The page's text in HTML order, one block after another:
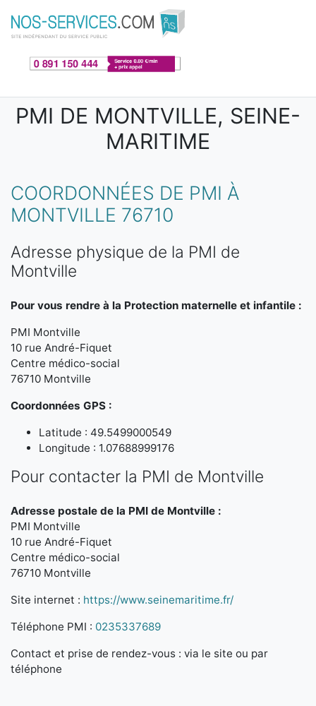
Aller au contenu principal
PMI DE MONTVILLE, SEINE-
MARITIME
COORDONNÉES DE PMI À
MONTVILLE 76710
Adresse physique de la PMI de
Montville
Pour vous rendre à la Protection maternelle et infantile :
PMI Montville
10 rue André-Fiquet
Centre médico-social
76710 Montville
Coordonnées GPS :
Latitude : 49.5499000549
Longitude : 1.07688999176
Pour contacter la PMI de Montville
Adresse postale de la PMI de Montville :
PMI Montville
10 rue André-Fiquet
Centre médico-social
76710 Montville
Site internet : https://www.seinemaritime.fr/
Téléphone PMI : 0235337689
Contact et prise de rendez-vous : via le site ou par
téléphone